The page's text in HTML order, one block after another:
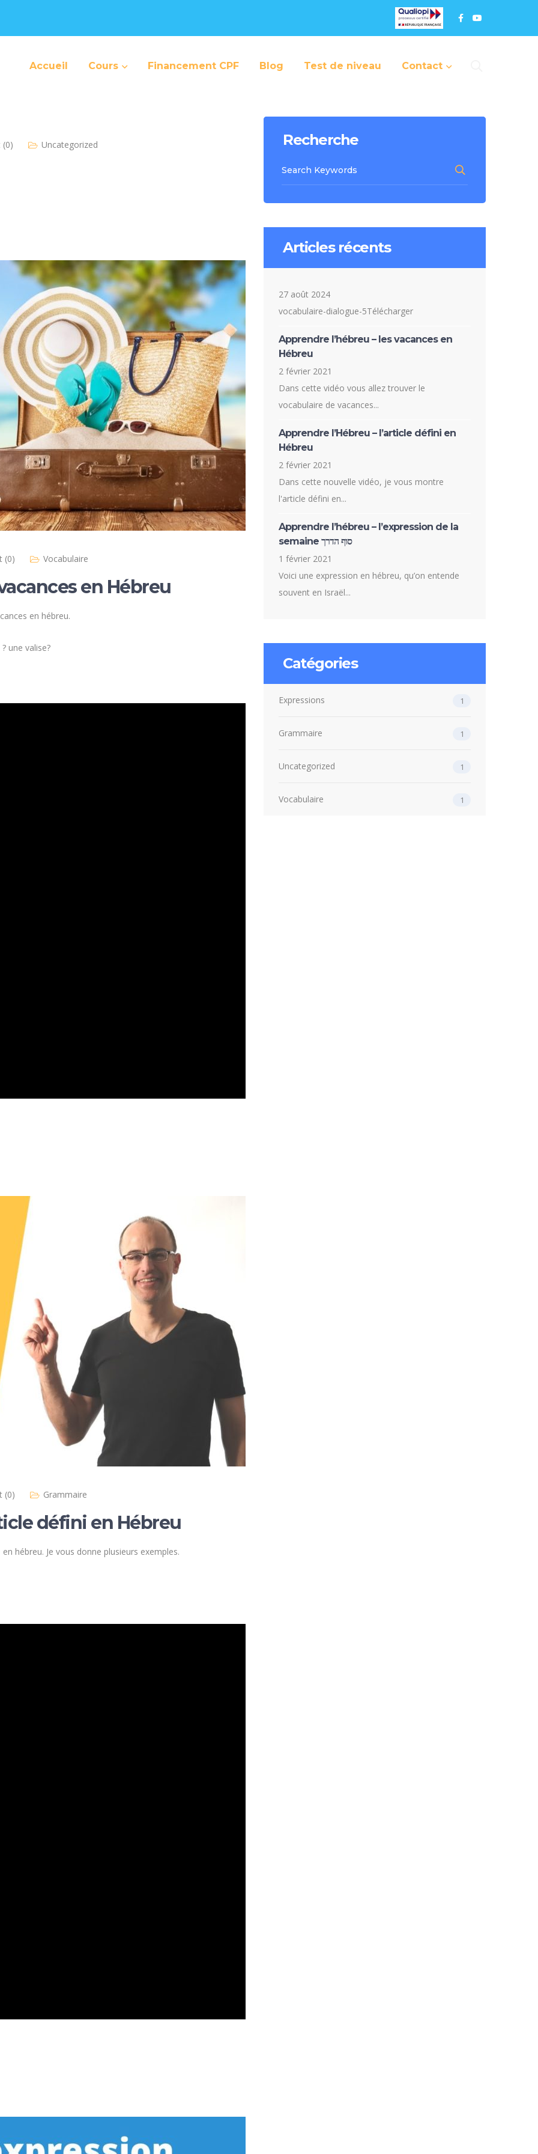
Accueil Cours Financement CPF Blog Test de niveau Contact
Uncategorized
(0) Vocabulaire
en Hébreu
en hébreu.
une valise?
(0) Grammaire
défini en Hébreu
hébreu. Je vous donne plusieurs exemples.
Recherche
Articles récents
27 août 2024
vocabulaire-dialogue-5Télécharger
Apprendre l’hébreu – les vacances en
Hébreu
2 février 2021
Dans cette vidéo vous allez trouver le
vocabulaire de vacances...
Apprendre l’Hébreu – l’article défini en
Hébreu
2 février 2021
Dans cette nouvelle vidéo, je vous montre
l'article défini en...
Apprendre l’hébreu – l’expression de la
semaine סוף הדרך
1 février 2021
Voici une expression en hébreu, qu’on entende
souvent en Israël...
Catégories
Expressions 1
Grammaire 1
Uncategorized 1
Vocabulaire 1